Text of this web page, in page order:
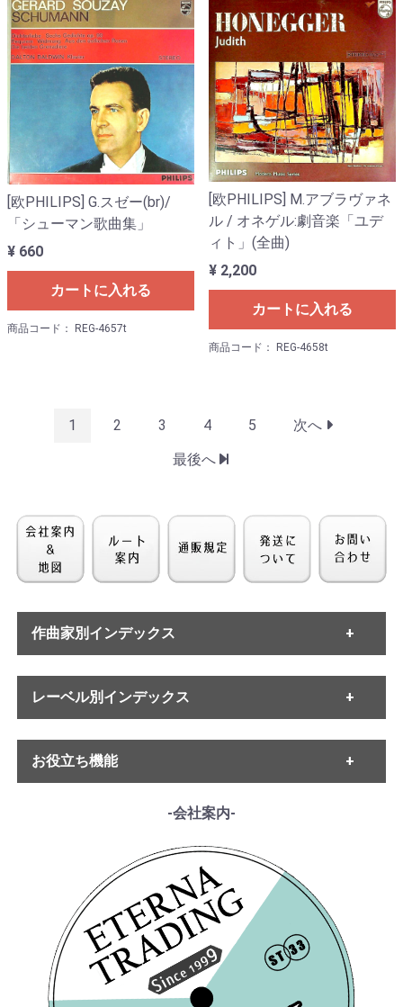
[欧PHILIPS] G.スゼー(br)/
「シューマン歌曲集」
¥ 660
カートに入れる
商品コード： REG-4657t
[欧PHILIPS] M.アブラヴァネ
ル / オネゲル:劇音楽「ユデ
ィト」(全曲)
¥ 2,200
カートに入れる
商品コード： REG-4658t
1 2 3 4 5
次へ
最後へ
作曲家別インデックス
・バッハ
・ヘンデル
・モーツァルト
・ハイドン
・ベートーヴェン
・シューベルト
・ワーグナー
・スメタナ
・シュトラウス家
・ブラームス
・サン・サーンス
・チャイコフスキー
・ドヴォルザーク
レーベル別インデックス
・ETERNA
・MELODIYA
・DECCA
・PHILIPS
・SUPRAPHON
・クリュブ盤
・マイナー盤/プライベート盤
お役立ち機能
・レコード洗浄ガイド
・単語の説明
・ルート案内
------特集ページ------
・『エテルナの芸術』
・『アナログ期の名匠たち』
・『デジタル録音の夜明け』
・『ソ連のオーケストラ』
-会社案内-